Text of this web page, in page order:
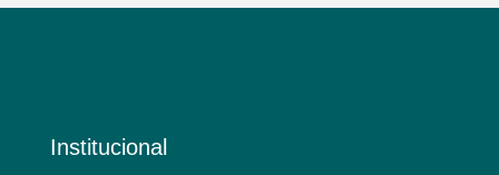
Institucional